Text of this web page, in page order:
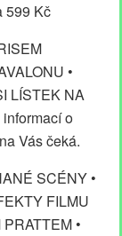
599 Kč
•
LÍSTEK NA
o
Vás čeká.
SCÉNY •
FILMU
•